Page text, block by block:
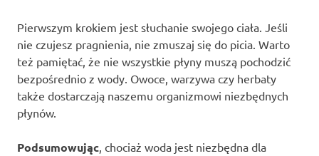
Pierwszym krokiem jest słuchanie swojego ciała. Jeśli
nie czujesz pragnienia, nie zmuszaj się do picia. Warto
też pamiętać, że nie wszystkie płyny muszą pochodzić
bezpośrednio z wody. Owoce, warzywa czy herbaty
także dostarczają naszemu organizmowi niezbędnych
płynów.
Podsumowując, chociaż woda jest niezbędna dla